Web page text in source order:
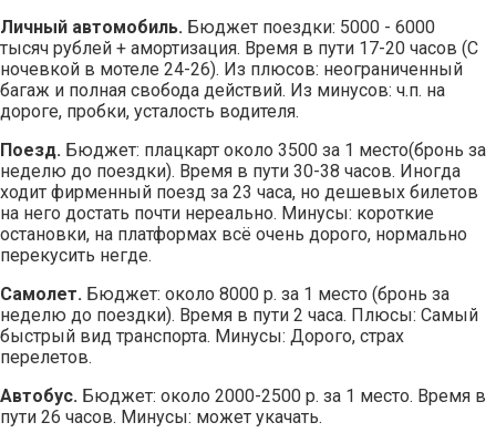
Личный автомобиль. Бюджет поездки: 5000 - 6000
тысяч рублей + амортизация. Время в пути 17-20 часов (С
ночевкой в мотеле 24-26). Из плюсов: неограниченный
багаж и полная свобода действий. Из минусов: ч.п. на
дороге, пробки, усталость водителя.
Поезд. Бюджет: плацкарт около 3500 за 1 место(бронь за
неделю до поездки). Время в пути 30-38 часов. Иногда
ходит фирменный поезд за 23 часа, но дешевых билетов
на него достать почти нереально. Минусы: короткие
остановки, на платформах всё очень дорого, нормально
перекусить негде.
Самолет. Бюджет: около 8000 р. за 1 место (бронь за
неделю до поездки). Время в пути 2 часа. Плюсы: Самый
быстрый вид транспорта. Минусы: Дорого, страх
перелетов.
Автобус. Бюджет: около 2000-2500 р. за 1 место. Время в
пути 26 часов. Минусы: может укачать.